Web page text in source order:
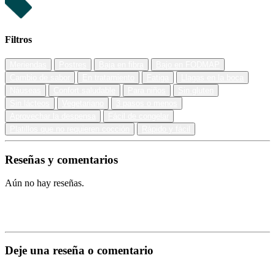
Filtros
Reseñas y comentarios
Aún no hay reseñas.
Deje una reseña o comentario